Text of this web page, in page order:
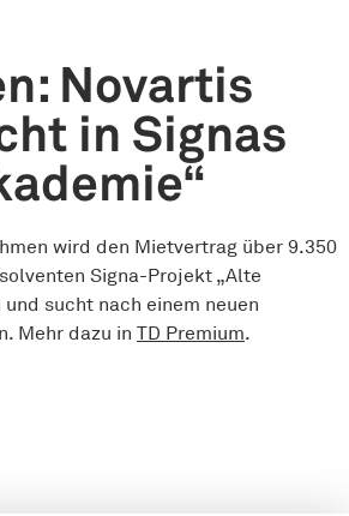
Novartis
in Signas
wird den Mietvertrag über 9.350
Signa-Projekt „Alte
sucht nach einem neuen
Mehr dazu in TD Premium.